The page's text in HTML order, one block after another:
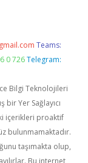
Teams:
0 726 Telegram:
Bilgi Teknolojileri
bir Yer Sağlayıcı
içerikleri proaktif
bulunmamaktadır.
taşımakta olup,
Bu internet